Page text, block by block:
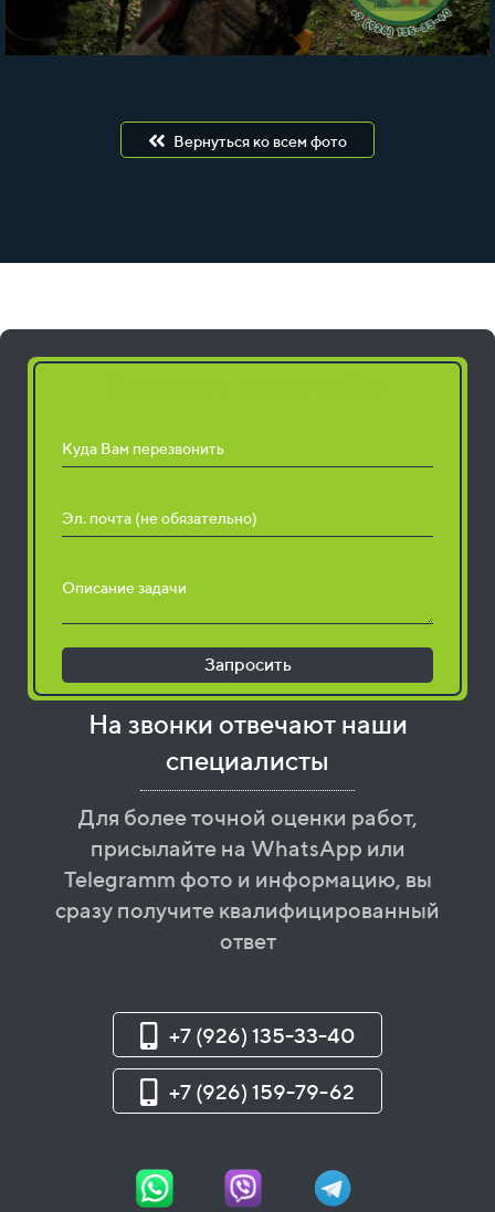
Вернуться ко всем фото
Куда Вам перезвонить
Эл. почта (не обязательно)
Описание задачи
Запросить
На звонки отвечают наши
специалисты
Для более точной оценки работ,
присылайте на WhatsApp или
Telegramm фото и информацию, вы
сразу получите квалифицированный
ответ
+7 (926) 135-33-40
+7 (926) 159-79-62